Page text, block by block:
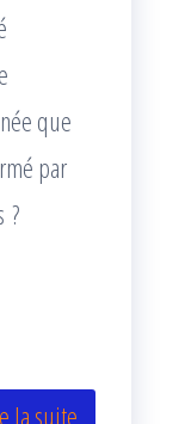
que
par
?
la suite